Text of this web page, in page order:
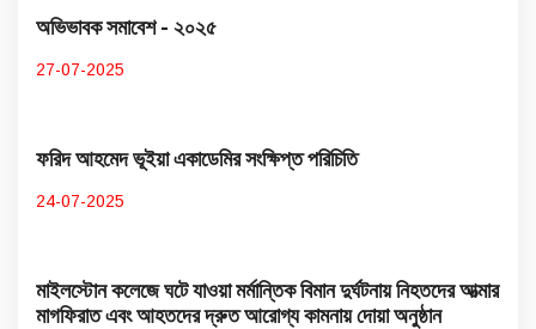
অভিভাবক সমাবেশ - ২০২৫
27-07-2025
ফরিদ আহমেদ ভূইয়া একাডেমির সংক্ষিপ্ত পরিচিতি
24-07-2025
মাইলস্টোন কলেজে ঘটে যাওয়া মর্মান্তিক বিমান দুর্ঘটনায় নিহতদের আত্মার
মাগফিরাত এবং আহতদের দ্রুত আরোগ্য কামনায় দোয়া অনুষ্ঠান